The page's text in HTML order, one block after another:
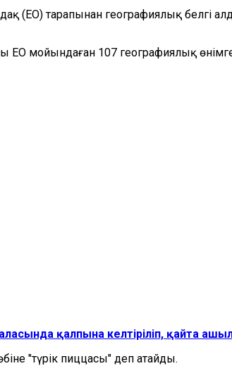
тарапынан географиялық белгі
мойындаған 107 географиялық
қалпына келтіріліп, қайта
"түрік пиццасы" деп атайды.